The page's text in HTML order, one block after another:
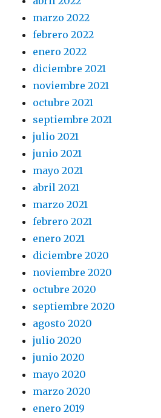
marzo 2022
febrero 2022
enero 2022
diciembre 2021
noviembre 2021
octubre 2021
septiembre 2021
julio 2021
junio 2021
mayo 2021
abril 2021
marzo 2021
febrero 2021
enero 2021
diciembre 2020
noviembre 2020
octubre 2020
septiembre 2020
agosto 2020
julio 2020
junio 2020
mayo 2020
marzo 2020
enero 2019